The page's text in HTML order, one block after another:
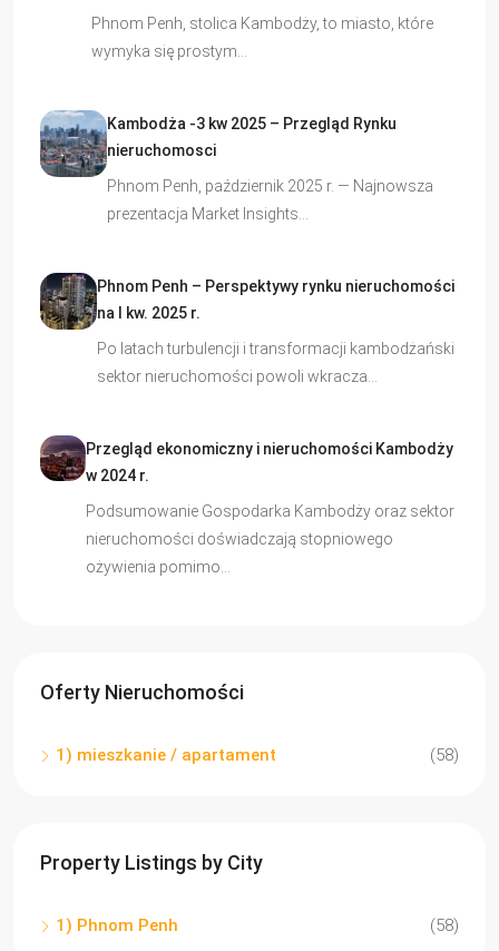
Phnom Penh, stolica Kambodży, to miasto, które
wymyka się prostym…
Kambodża -3 kw 2025 – Przegląd Rynku
nieruchomosci
Phnom Penh, październik 2025 r. — Najnowsza
prezentacja Market Insights…
Phnom Penh – Perspektywy rynku nieruchomości
na I kw. 2025 r.
Po latach turbulencji i transformacji kambodżański
sektor nieruchomości powoli wkracza…
Przegląd ekonomiczny i nieruchomości Kambodży
w 2024 r.
Podsumowanie Gospodarka Kambodży oraz sektor
nieruchomości doświadczają stopniowego
ożywienia pomimo…
Oferty Nieruchomości
1) mieszkanie / apartament (58)
Property Listings by City
1) Phnom Penh (58)